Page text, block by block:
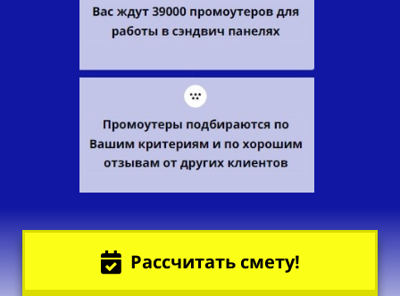
Рассчитать смету!